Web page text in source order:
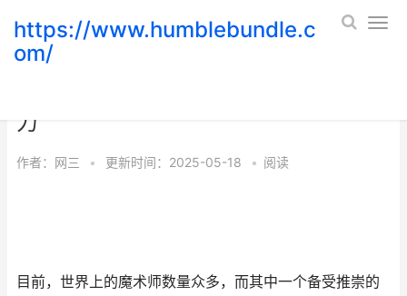
https://www.humblebundle.c
om/
力
作者： 网三 • 更新时间：2025-05-18 • 阅读
目前，世界上的魔术师数量众多，而其中一个备受推崇的